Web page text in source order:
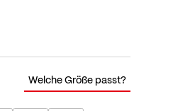
Welche Größe passt?